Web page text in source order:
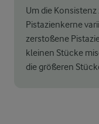
Um die
Pistazienkerne
zerstoßene
kleinen Stücke
die größeren